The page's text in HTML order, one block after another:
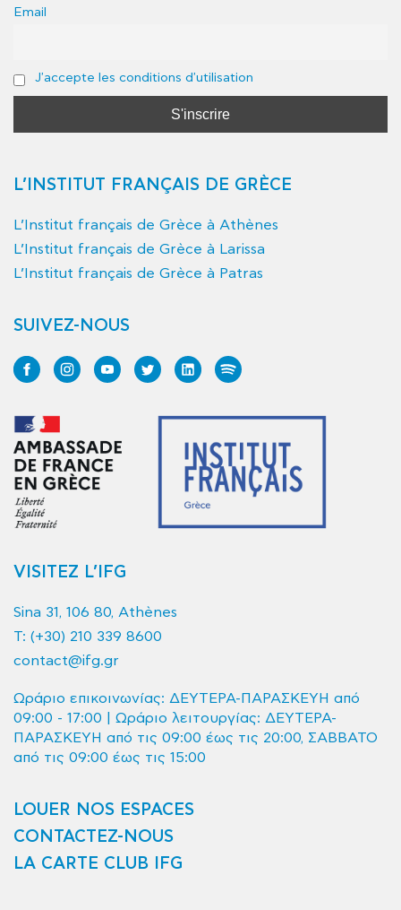
Email
J'accepte les conditions d'utilisation
L’INSTITUT FRANÇAIS DE GRÈCE
L’Institut français de Grèce à Athènes
L’Institut français de Grèce à Larissa
L’Institut français de Grèce à Patras
SUIVEZ-NOUS
VISITEZ L’IFG
Sina 31, 106 80, Athènes
T: (+30) 210 339 8600
contact@ifg.gr
Ωράριο επικοινωνίας: ΔΕΥΤΕΡΑ-ΠΑΡΑΣΚΕΥΗ από
09:00 - 17:00 | Ωράριο λειτουργίας: ΔΕΥΤΕΡΑ-
ΠΑΡΑΣΚΕΥΗ από τις 09:00 έως τις 20:00, ΣΑΒΒΑΤΟ
από τις 09:00 έως τις 15:00
LOUER NOS ESPACES
CONTACTEZ-NOUS
LA CARTE CLUB IFG